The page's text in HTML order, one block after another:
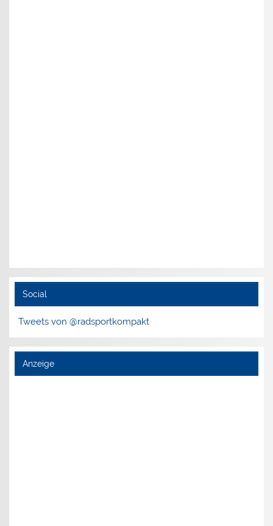
Social
Tweets von @radsportkompakt
Anzeige